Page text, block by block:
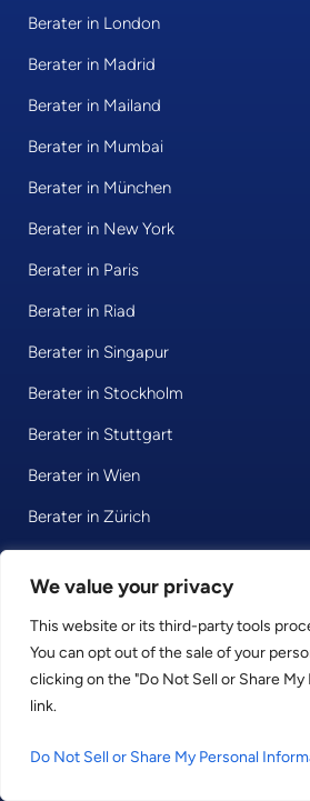
We value your privacy
This website or its third-party tools
You can opt out of the sale of your
clicking on the "Do Not Sell or Share
link.
Do Not Sell or Share My Personal
Berater in London
Berater in Madrid
Berater in Mailand
Berater in Mumbai
Berater in München
Berater in New York
Berater in Paris
Berater in Riad
Berater in Singapur
Berater in Stockholm
Berater in Stuttgart
Berater in Wien
Berater in Zürich
Datenschutzerklärung
Impressum